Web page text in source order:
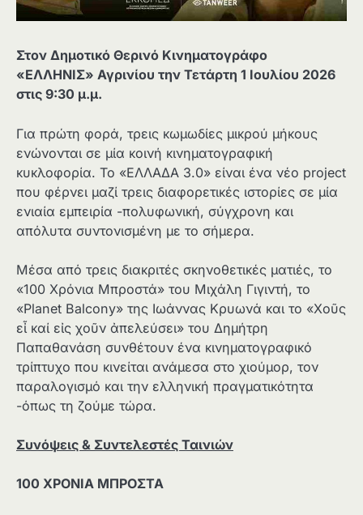
Στον Δημοτικό Θερινό Κινηματογράφο
«ΕΛΛΗΝΙΣ» Αγρινίου την Τετάρτη 1 Ιουλίου 2026
στις 9:30 μ.μ.
Για πρώτη φορά, τρεις κωμωδίες μικρού μήκους
ενώνονται σε μία κοινή κινηματογραφική
κυκλοφορία. Το «ΕΛΛΑΔΑ 3.0» είναι ένα νέο project
που φέρνει μαζί τρεις διαφορετικές ιστορίες σε μία
ενιαία εμπειρία -πολυφωνική, σύγχρονη και
απόλυτα συντονισμένη με το σήμερα.
Μέσα από τρεις διακριτές σκηνοθετικές ματιές, το
«100 Χρόνια Μπροστά» του Μιχάλη Γιγιντή, το
«Planet Balcony» της Ιωάννας Κρυωνά και το «Χοῦς
εἶ καί εἰς χοῦν ἀπελεύσει» του Δημήτρη
Παπαθανάση συνθέτουν ένα κινηματογραφικό
τρίπτυχο που κινείται ανάμεσα στο χιούμορ, τον
παραλογισμό και την ελληνική πραγματικότητα
-όπως τη ζούμε τώρα.
Συνόψεις & Συντελεστές Ταινιών
100 ΧΡΟΝΙΑ ΜΠΡΟΣΤΑ